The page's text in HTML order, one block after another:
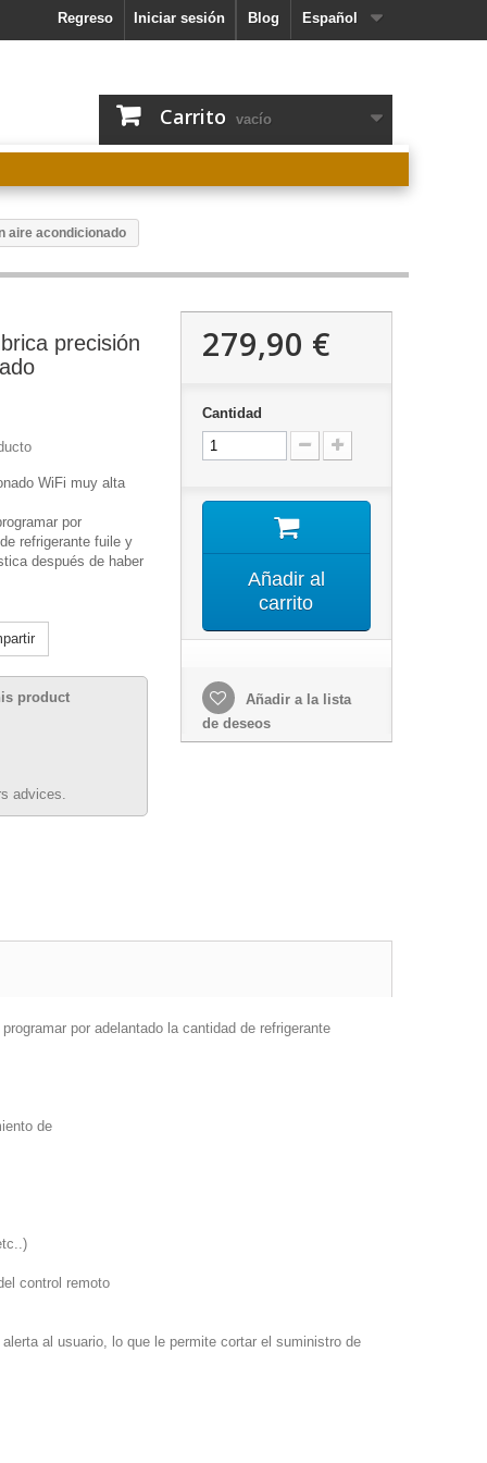
Español
Blog
Iniciar sesión
Regreso
Carrito vacío
aire acondicionado
precisión
WiFi muy alta
por
refrigerante fuile y
después de haber
product
advices.
279,90 €
Cantidad
Añadir al
carrito
Añadir a la lista
de deseos
por adelantado la cantidad de refrigerante
de
control remoto
al usuario, lo que le permite cortar el suministro de